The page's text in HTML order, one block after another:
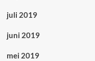
juli 2019
juni 2019
mei 2019